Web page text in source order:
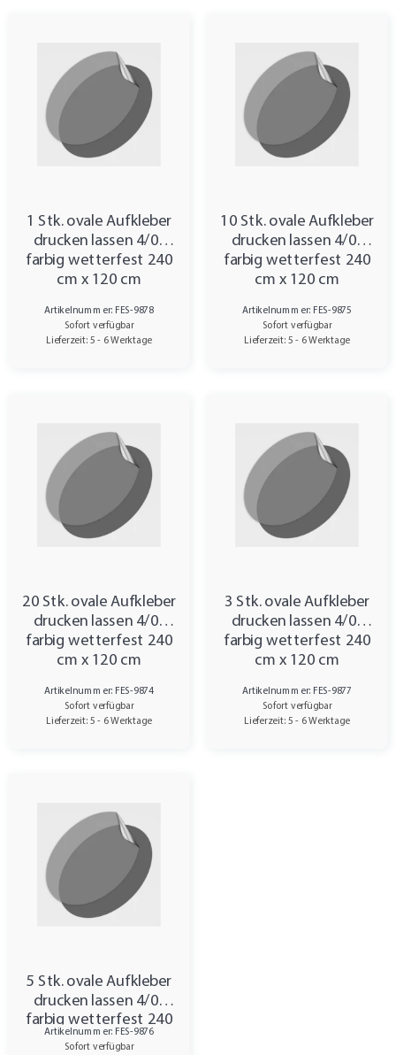
1 Stk. ovale Aufkleber
drucken lassen 4/0-
farbig wetterfest 240
cm x 120 cm
Artikelnummer: FES-9878
Sofort verfügbar
Lieferzeit: 5 - 6 Werktage
10 Stk. ovale Aufkleber
drucken lassen 4/0-
farbig wetterfest 240
cm x 120 cm
Artikelnummer: FES-9875
Sofort verfügbar
Lieferzeit: 5 - 6 Werktage
20 Stk. ovale Aufkleber
drucken lassen 4/0-
farbig wetterfest 240
cm x 120 cm
Artikelnummer: FES-9874
Sofort verfügbar
Lieferzeit: 5 - 6 Werktage
3 Stk. ovale Aufkleber
drucken lassen 4/0-
farbig wetterfest 240
cm x 120 cm
Artikelnummer: FES-9877
Sofort verfügbar
Lieferzeit: 5 - 6 Werktage
5 Stk. ovale Aufkleber
drucken lassen 4/0-
farbig wetterfest 240
cm x 120 cm
Artikelnummer: FES-9876
Sofort verfügbar